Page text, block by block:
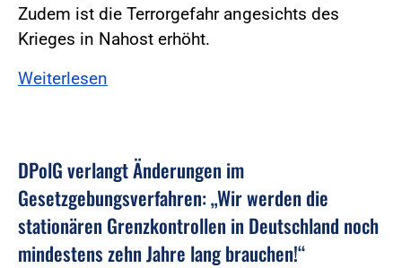
Zudem ist die Terrorgefahr angesichts des
Krieges in Nahost erhöht.
Weiterlesen
DPolG verlangt Änderungen im
Gesetzgebungsverfahren: „Wir werden die
stationären Grenzkontrollen in Deutschland noch
mindestens zehn Jahre lang brauchen!“